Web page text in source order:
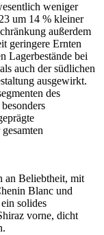
weniger
um 14 % kleiner
außerdem
geringere Ernten
Lagerbestände bei
auch der südlichen
ausgewirkt.
des
an Beliebtheit, mit
Blanc und
solides
vorne, dicht